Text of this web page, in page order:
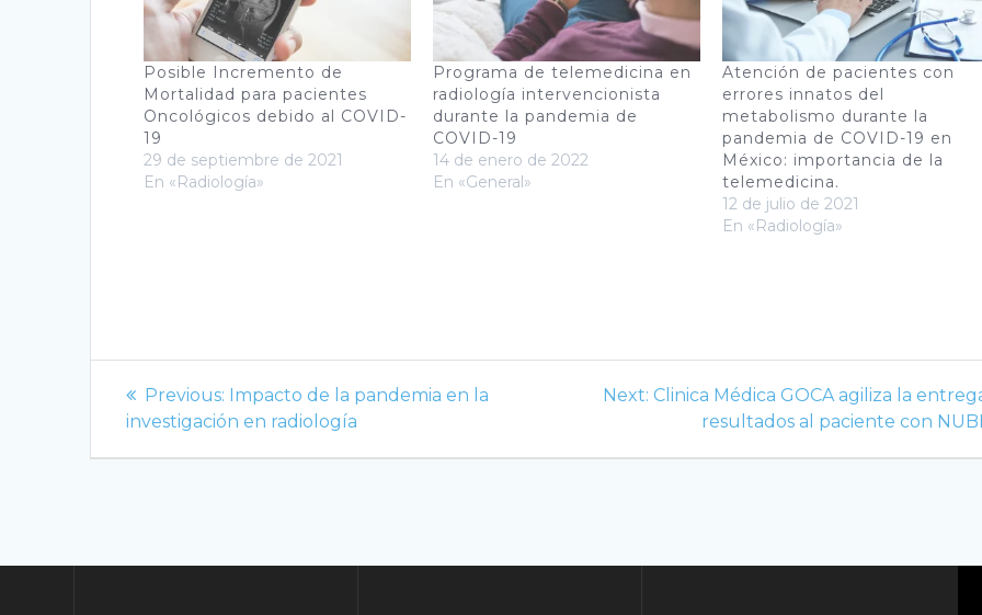
Posible Incremento de
Mortalidad para pacientes
Oncológicos debido al COVID-
19
29 de septiembre de 2021
En «Radiología»
Programa de telemedicina en
radiología intervencionista
durante la pandemia de
COVID-19
14 de enero de 2022
En «General»
Atención de pacientes con
errores innatos del
metabolismo durante la
pandemia de COVID-19 en
México: importancia de la
telemedicina.
12 de julio de 2021
En «Radiología»
Navegación
de
Previous: Previous
post:
Impacto de la pandemia en la
investigación en radiología
Next: Next
Clinica Médica GOCA agiliza la
resultados al paciente con